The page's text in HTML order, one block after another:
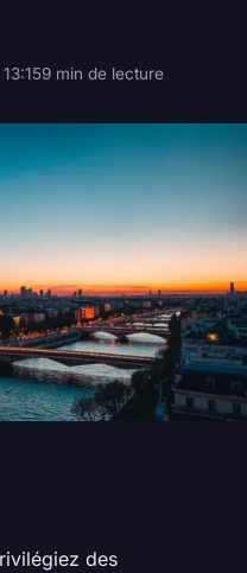
9 min de lecture
des